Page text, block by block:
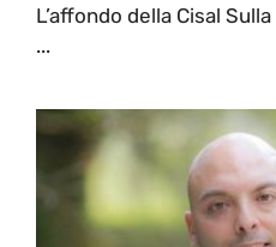
L’affondo della Cisal
...